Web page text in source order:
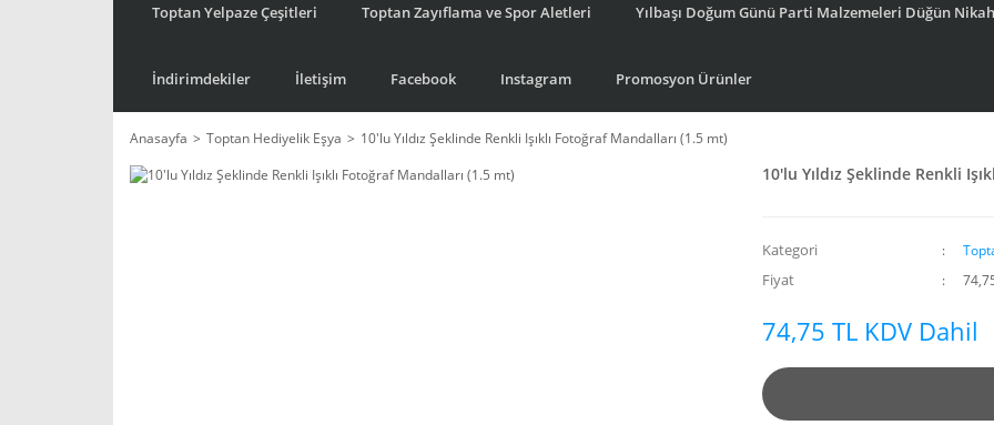
Toptan Yelpaze Çeşitleri Toptan Zayıflama ve Spor Aletleri Yılbaşı Doğum Günü Parti Malzemeleri Düğün
İndirimdekiler İletişim Facebook Instagram Promosyon Ürünler
Anasayfa Toptan Hediyelik Eşya 10'lu Yıldız Şeklinde Renkli Işıklı Fotoğraf Mandalları (1.5 mt)
10'lu Yıldız Şeklinde Renkli
Kategori
Fiyat
74,75 TL KDV Dahil